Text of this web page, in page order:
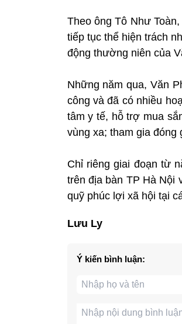
Theo ông Tô Như
tiếp tục thể hiện trách
động thường niên của
Những năm qua, Văn
công và đã có nhiều
tâm y tế, hỗ trợ mua
vùng xa; tham gia
Chỉ riêng giai đoạn từ
trên địa bàn TP Hà Nội
quỹ phúc lợi xã hội tại
Lưu Ly
Ý kiến bình luận: